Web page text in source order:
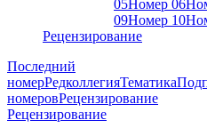
05Номер 06
09Номер 10
Рецензирование
Последний
номерРедколлегияТематика
номеровРецензирование
Рецензирование